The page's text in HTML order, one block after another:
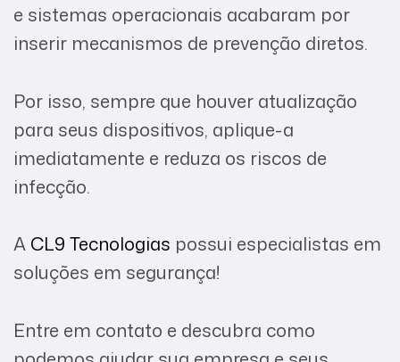
e sistemas operacionais acabaram por
inserir mecanismos de prevenção diretos.
Por isso, sempre que houver atualização
para seus dispositivos, aplique-a
imediatamente e reduza os riscos de
infecção.
A CL9 Tecnologias possui especialistas em
soluções em segurança!
Entre em contato e descubra como